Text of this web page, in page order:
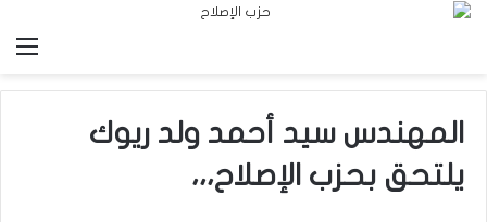
المهندس سيد أحمد ولد ريوك
يلتحق بحزب الإصلاح،،،